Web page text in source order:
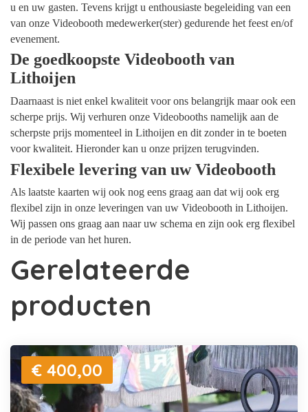
u en uw gasten. Tevens krijgt u enthousiaste begeleiding van een
van onze Videobooth medewerker(ster) gedurende het feest en/of
evenement.
De goedkoopste Videobooth van
Lithoijen
Daarnaast is niet enkel kwaliteit voor ons belangrijk maar ook een
scherpe prijs. Wij verhuren onze Videobooths namelijk aan de
scherpste prijs momenteel in Lithoijen en dit zonder in te boeten
voor kwaliteit. Hieronder kan u onze prijzen terugvinden.
Flexibele levering van uw Videobooth
Als laatste kaarten wij ook nog eens graag aan dat wij ook erg
flexibel zijn in onze leveringen van uw Videobooth in Lithoijen.
Wij passen ons graag aan naar uw schema en zijn ook erg flexibel
in de periode van het huren.
Gerelateerde
producten
€ 400,00